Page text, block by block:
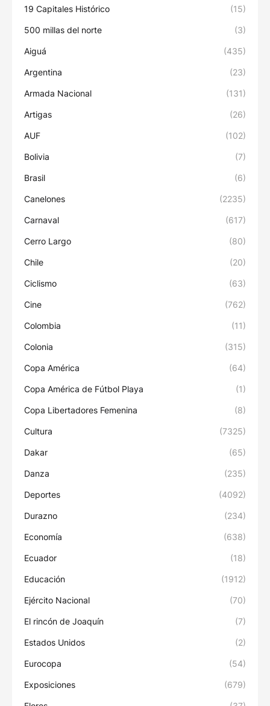
19 Capitales Histórico (15)
500 millas del norte (3)
Aiguá (435)
Argentina (23)
Armada Nacional (131)
Artigas (26)
AUF (102)
Bolivia (7)
Brasil (6)
Canelones (2235)
Carnaval (617)
Cerro Largo (80)
Chile (20)
Ciclismo (63)
Cine (762)
Colombia (11)
Colonia (315)
Copa América (64)
Copa América de Fútbol Playa (1)
Copa Libertadores Femenina (8)
Cultura (7325)
Dakar (65)
Danza (235)
Deportes (4092)
Durazno (234)
Economía (638)
Ecuador (18)
Educación (1912)
Ejército Nacional (70)
El rincón de Joaquín (7)
Estados Unidos (2)
Eurocopa (54)
Exposiciones (679)